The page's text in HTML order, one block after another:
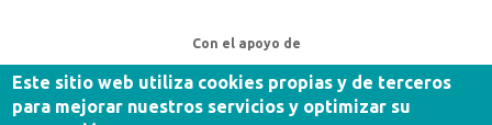
Con el apoyo de
Este sitio web utiliza cookies propias y de terceros
para mejorar nuestros servicios y optimizar su